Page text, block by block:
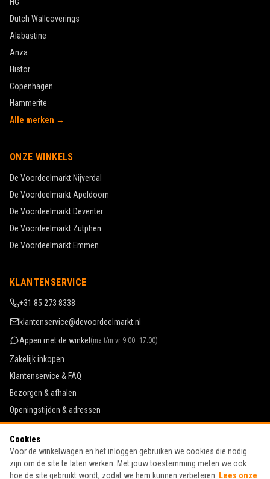
Dutch Wallcoverings
Alabastine
Anza
Histor
Copenhagen
Hammerite
Alle merken →
ONZE WINKELS
De Voordeelmarkt Nijverdal
De Voordeelmarkt Apeldoorn
De Voordeelmarkt Deventer
De Voordeelmarkt Zutphen
De Voordeelmarkt Emmen
KLANTENSERVICE
+31 85 273 8338
klantenservice@devoordeelmarkt.nl
Appen met de winkel (ma t/m vr 9:00–17:00)
Zakelijk inkopen
Klantenservice & FAQ
Bezorgen & afhalen
Openingstijden & adressen
Werken bij De Voordeelmarkt
Algemene voorwaarden
Privacy & cookies
Cookies
Voor de winkelwagen en het inloggen gebruiken we cookies die nodig
zijn om de site te laten werken. Met jouw toestemming meten we ook
hoe de site gebruikt wordt, zodat we hem kunnen verbeteren.
Lees onze